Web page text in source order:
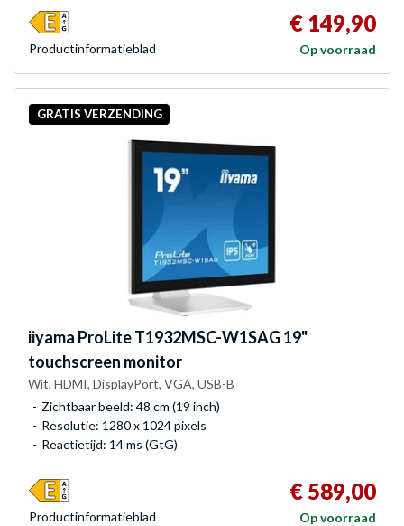
€ 149,90
Op voorraad
Product­informatieblad
GRATIS VERZENDING
iiyama ProLite T1932MSC-W1SAG 19"
touchscreen monitor
Wit, HDMI, DisplayPort, VGA, USB-B
Zichtbaar beeld: 48 cm (19 inch)
Resolutie: 1280 x 1024 pixels
Reactietijd: 14 ms (GtG)
€ 589,00
Op voorraad
Product­informatieblad